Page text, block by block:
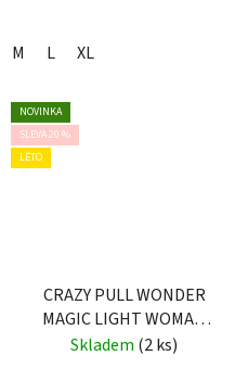
M L XL
NOVINKA
SLEVA 20 %
LÉTO
CRAZY PULL WONDER
MAGIC LIGHT WOMAN
FLOWER
Skladem (2 ks)